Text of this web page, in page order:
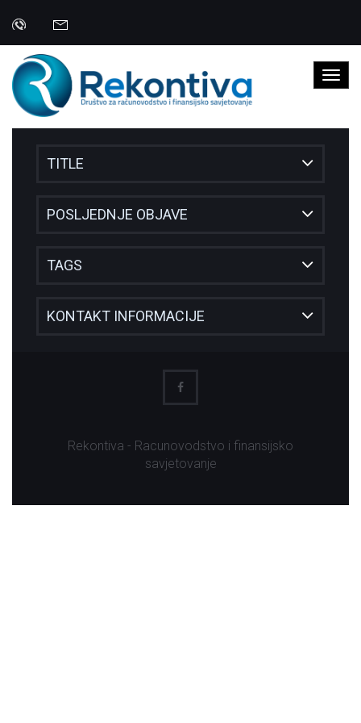
TITLE
POSLJEDNJE OBJAVE
TAGS
KONTAKT INFORMACIJE
Rekontiva - Racunovodstvo i finansijsko
savjetovanje